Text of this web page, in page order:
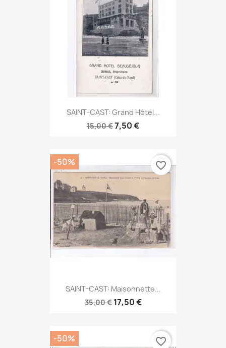
SAINT-CAST: Grand Hôtel...
15,00 €7,50 €
SAINT-CAST: Maisonnette...
35,00 € 17,50 €
-50% favorite_border
-50% favorite_border